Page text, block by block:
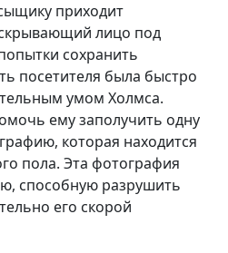
приходит
лицо под
сохранить
посетителя была быстро
умом Холмса.
ему заполучить одну
которая находится
пола. Эта фотография
способную разрушить
его скорой